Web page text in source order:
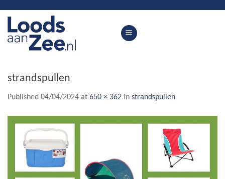
content
strandspullen
Published 04/04/2024 at 650 × 362 in strandspullen